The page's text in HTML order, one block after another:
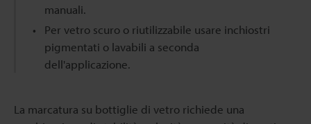
manuali.
Per vetro scuro o riutilizzabile usare inchiostri
pigmentati o lavabili a seconda
dell'applicazione.
La marcatura su bottiglie di vetro richiede una